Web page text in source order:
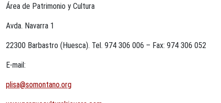
Área de Patrimonio y Cultura
Avda. Navarra 1
22300 Barbastro (Huesca). Tel. 974 306 006 – Fax: 974 306 052
E-mail:
plisa@somontano.org